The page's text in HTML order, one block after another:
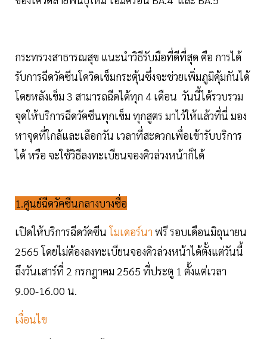
กระทรวงสาธารณสุข แนะนำวิธีรับมือที่ดีที่สุด คือ การได้
รับการฉีดวัคซีนโควิดเข็มกระตุ้นซึ่งจะช่วยเพิ่มภูมิคุ้มกันได้
โดยหลังเข็ม 3 สามารถฉีดได้ทุก 4 เดือน วันนี้ได้รวบรวม
จุดให้บริการฉีดวัคซีนทุกเข็ม ทุกสูตร มาไว้ให้แล้วที่นี่ มอง
หาจุดที่ใกล้และเลือกวัน เวลาที่สะดวกเพื่อเข้ารับบริการ
ได้ หรือ จะใช้วิธีลงทะเบียนจองคิวล่วงหน้าก็ได้
1.ศูนย์ฉีดวัคซีนกลางบางซื่อ
เปิดให้บริการฉีดวัคซีนโมเดอร์นา ฟรี รอบเดือนมิถุนายน
2565 โดยไม่ต้องลงทะเบียนจองคิวล่วงหน้าได้ตั้งแต่วันนี้
ถึงวันเสาร์ที่ 2 กรกฎาคม 2565 ที่ประตู 1 ตั้งแต่เวลา
9.00-16.00 น.
เงื่อนไข